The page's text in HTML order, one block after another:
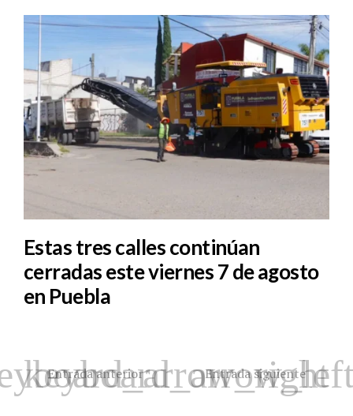
Estas tres calles continúan
cerradas este viernes 7 de agosto
en Puebla
Entrada anterior Entrada siguiente